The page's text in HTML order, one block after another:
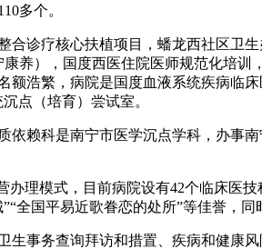
多个。
疗核心扶植项目，蟠龙西社区卫
养），国度西医住院医师规范化培
额浩繁，病院是国度血液系统疾病临
点（培育）尝试室。
科是南宁市医学沉点学科，办事南
模式，目前病院设有42个临床医
全国平易近歌眷恋的处所”等佳誉，
务查询拜访和措置、疾病和健康